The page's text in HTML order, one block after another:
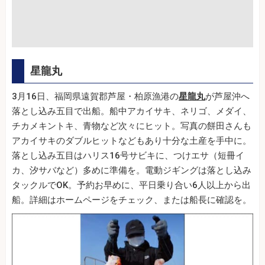
星龍丸
3月16日、福岡県遠賀郡芦屋・柏原漁港の星龍丸が芦屋沖へ
落とし込み五目で出船。船中アカイサキ、ネリゴ、メダイ、
チカメキントキ、青物など次々にヒット。写真の餅田さんも
アカイサキのダブルヒットなどもあり十分な土産を手中に。
落とし込み五目はハリス16号サビキに、つけエサ（短冊イ
カ、汐サバなど）多めに準備を。電動ジギングは落とし込み
タックルでOK。予約お早めに、平日乗り合い6人以上から出
船。詳細はホームページをチェック、または船長に確認を。